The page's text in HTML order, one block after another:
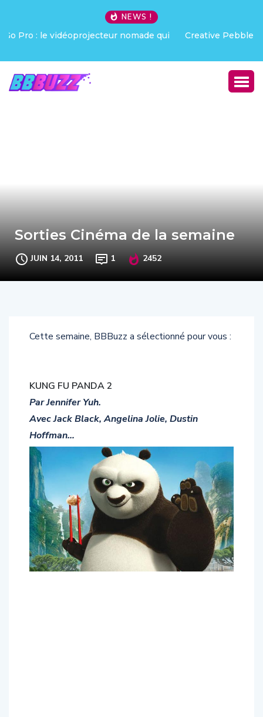
NEWS !
Creative Pebble X : j’ai été choqué !
Sorties Cinéma de la semaine
JUIN 14, 2011 1 2452
Cette semaine, BBBuzz a sélectionné pour vous :
KUNG FU PANDA 2
Par Jennifer Yuh.
Avec Jack Black, Angelina Jolie, Dustin
Hoffman…